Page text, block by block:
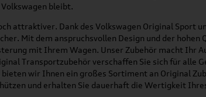
bleibt.
attraktiver. Dank des Volkswagen Original
Mit dem anspruchsvollen Design und der
mit Ihrem Wagen. Unser Zubehör macht
Transportzubehör verschaffen Sie sich für alle
wir Ihnen ein großes Sortiment an Original
und erhalten Sie dauerhaft die Wertigkeit